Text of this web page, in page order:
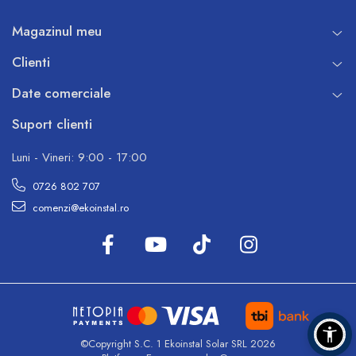
Unitate externa monobloc
Gaz ecologic R32
Extrem de silentios, pana la 53 dB(A)
Compresor DC Twin Rotary
Functionare cu inverter care reduce la minimum ciclurile
Magazinul meu
Clienti
Date comerciale
Suport clienti
Luni - Vineri: 9:00 - 17:00
0726 802 707
comenzi@ekoinstal.ro
©Copyright S.C. 1 Ekoinstal Solar SRL 2026